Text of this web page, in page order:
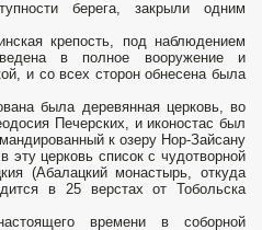
берега, закрыли одним
крепость, под наблюдением
в полное вооружение и
и со всех сторон обнесена была
была деревянная церковь, во
Печерских, и иконостас был
к озеру Нор-Зайсану
эту церковь список с чудотворной
(Абалацкий монастырь, откуда
в 25 верстах от Тобольска
времени в соборной